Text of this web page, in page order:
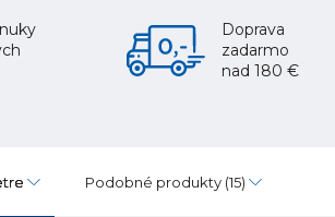
Doprava
zadarmo
nad 180 €
Podobné produkty (15)